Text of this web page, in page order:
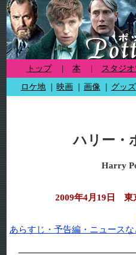
トップ 本 スタジ
ロケ地 映画 画像 グッズ
ハリー・
Harry
2009年4月19日 東
あらすじ・予告編・ニュース